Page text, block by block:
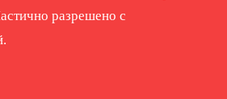
разрешено с